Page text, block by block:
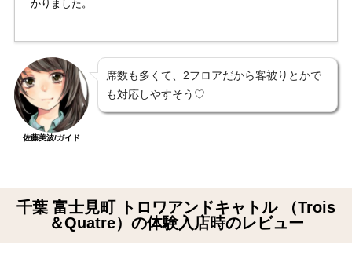
かりました。
佐藤美波/ガイド
席数も多くて、2フロアだから客被りとかで
も対応しやすそう♡
千葉 富士見町 トロワアンドキャトル （Trois
＆Quatre）の体験入店時のレビュー